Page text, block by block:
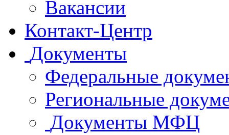
Вакансии
Контакт-Центр
Документы
Федеральные
Региональные
Документы МФЦ